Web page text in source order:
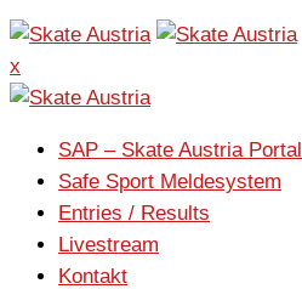
x
SAP – Skate Austria Portal
Safe Sport Meldesystem
Entries / Results
Livestream
Kontakt